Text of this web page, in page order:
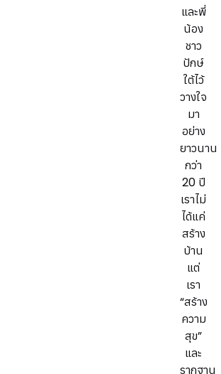
และพี่
น้อง
ชาว
ปักษ์
ใต้ไว้
วางใจ
มา
อย่าง
ยาวนาน
กว่า
20 ปี
เราไม่
ได้แค่
สร้าง
บ้าน
แต่
เรา
“สร้าง
ความ
สุข”
และ
รากฐาน